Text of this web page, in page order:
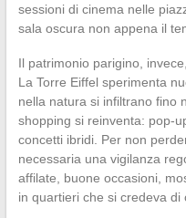
sessioni di cinema nelle
sala oscura non appena il
Il patrimonio parigino,
La Torre Eiffel sperimenta
nella natura si infiltrano fino
shopping si reinventa: pop-
concetti ibridi. Per non
necessaria una vigilanza
affilate, buone occasioni,
in quartieri che si credeva di